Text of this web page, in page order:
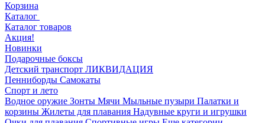
Корзина
Каталог
Каталог товаров
Акция!
Новинки
Подарочные боксы
Детский транспорт ЛИКВИДАЦИЯ
Пенниборды Самокаты
Спорт и лето
Водное оружие Зонты Мячи Мыльные пузыри Палатки и
корзины Жилеты для плавания Надувные круги и игрушки